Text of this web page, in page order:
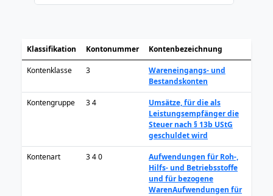
Klassifikation Kontonummer Kontenbezeichnung
Kontenklasse 3
Wareneingangs- und
Bestandskonten
Kontengruppe 3 4
Umsätze, für die als
Leistungsempfänger die
Steuer nach § 13b UStG
geschuldet wird
Kontenart 3 4 0
Aufwendungen für Roh-,
Hilfs- und Betriebsstoffe
und für bezogene
WarenAufwendungen für